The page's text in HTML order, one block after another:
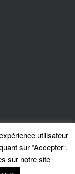
Enfield Brussels - ©
utilisateur
sur “Accepter“,
sur notre site